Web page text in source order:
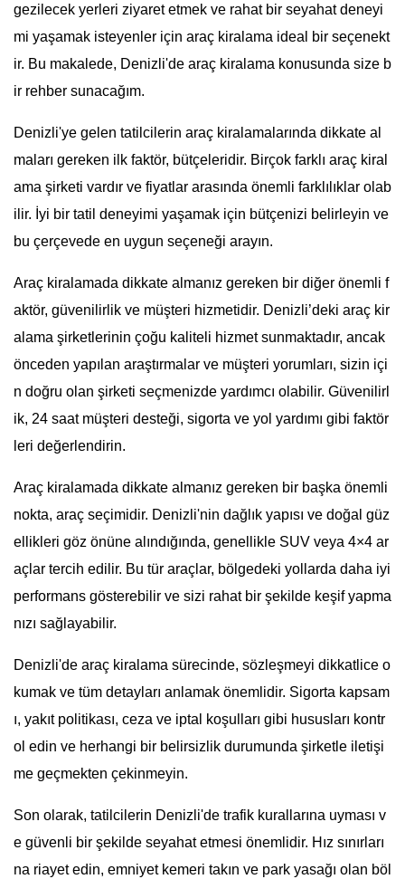
gezilecek yerleri ziyaret etmek ve rahat bir seyahat deneyi
mi yaşamak isteyenler için araç kiralama ideal bir seçenekt
ir. Bu makalede, Denizli'de araç kiralama konusunda size b
ir rehber sunacağım.
Denizli'ye gelen tatilcilerin araç kiralamalarında dikkate al
maları gereken ilk faktör, bütçeleridir. Birçok farklı araç kiral
ama şirketi vardır ve fiyatlar arasında önemli farklılıklar olab
ilir. İyi bir tatil deneyimi yaşamak için bütçenizi belirleyin ve
bu çerçevede en uygun seçeneği arayın.
Araç kiralamada dikkate almanız gereken bir diğer önemli f
aktör, güvenilirlik ve müşteri hizmetidir. Denizli’deki araç kir
alama şirketlerinin çoğu kaliteli hizmet sunmaktadır, ancak
önceden yapılan araştırmalar ve müşteri yorumları, sizin içi
n doğru olan şirketi seçmenizde yardımcı olabilir. Güvenilirl
ik, 24 saat müşteri desteği, sigorta ve yol yardımı gibi faktör
leri değerlendirin.
Araç kiralamada dikkate almanız gereken bir başka önemli
nokta, araç seçimidir. Denizli'nin dağlık yapısı ve doğal güz
ellikleri göz önüne alındığında, genellikle SUV veya 4×4 ar
açlar tercih edilir. Bu tür araçlar, bölgedeki yollarda daha iyi
performans gösterebilir ve sizi rahat bir şekilde keşif yapma
nızı sağlayabilir.
Denizli'de araç kiralama sürecinde, sözleşmeyi dikkatlice o
kumak ve tüm detayları anlamak önemlidir. Sigorta kapsam
ı, yakıt politikası, ceza ve iptal koşulları gibi hususları kontr
ol edin ve herhangi bir belirsizlik durumunda şirketle iletişi
me geçmekten çekinmeyin.
Son olarak, tatilcilerin Denizli'de trafik kurallarına uyması v
e güvenli bir şekilde seyahat etmesi önemlidir. Hız sınırları
na riayet edin, emniyet kemeri takın ve park yasağı olan böl